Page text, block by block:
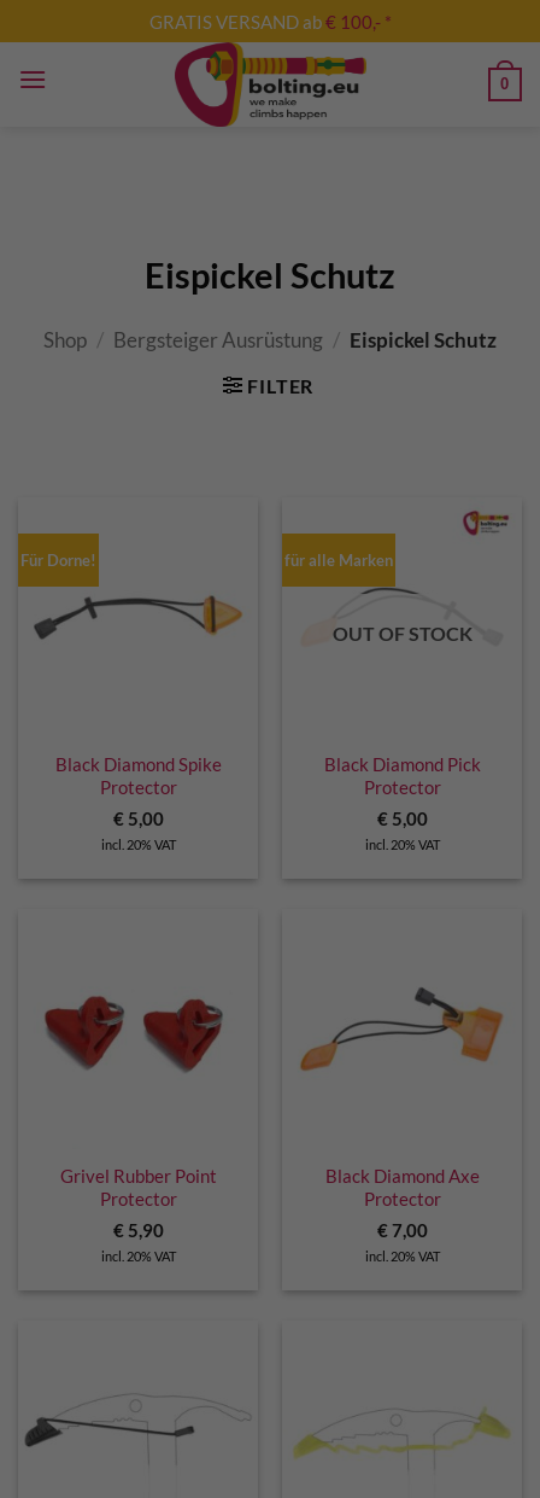
to
content
GRATIS VERSAND ab€ 100,- *
0
Eispickel Schutz
Shop / Bergsteiger Ausrüstung / Eispickel Schutz
FILTER
Für Dorne!
Black Diamond Spike
Protector
€5,00
incl. 20% VAT
für alle Marken
OUT OF STOCK
Black Diamond Pick
Protector
€5,00
incl. 20% VAT
Grivel Rubber Point
Protector
€5,90
incl. 20% VAT
Black Diamond Axe
Protector
€7,00
incl. 20% VAT